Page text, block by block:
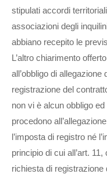
stipulati accordi
associazioni degli
abbiano recepito le
L’altro chiarimento
all’obbligo di allegazione
registrazione del
non vi è alcun obbligo
procedono
l’imposta di registro né
principio di cui all’art.
richiesta di registrazione